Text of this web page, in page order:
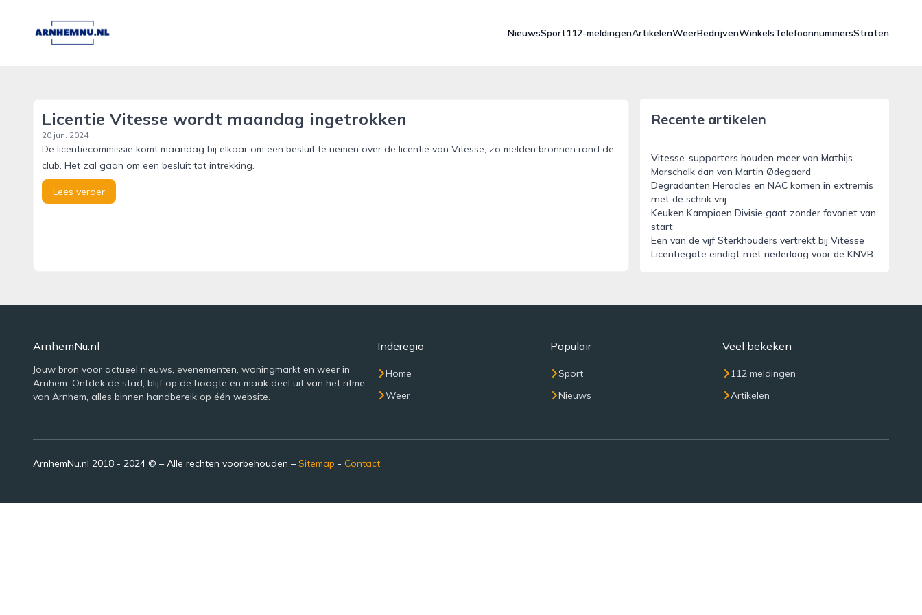
arnhemnu.nl
NieuwsSport112-meldingenArtikelenWeerBedrijvenWinkelsTelefoonnummersStraten
Licentie Vitesse wordt maandag ingetrokken
20 jun. 2024
De licentiecommissie komt maandag bij elkaar om een besluit te nemen over de licentie van Vitesse, zo melden bronnen rond de
club. Het zal gaan om een besluit tot intrekking.
Lees verder
Recente artikelen
Vitesse-supporters houden meer van Mathijs
Marschalk dan van Martin Ødegaard
Degradanten Heracles en NAC komen in extremis
met de schrik vrij
Keuken Kampioen Divisie gaat zonder favoriet van
start
Een van de vijf Sterkhouders vertrekt bij Vitesse
Licentiegate eindigt met nederlaag voor de KNVB
ArnhemNu.nl
Jouw bron voor actueel nieuws, evenementen, woningmarkt en weer in
Arnhem. Ontdek de stad, blijf op de hoogte en maak deel uit van het ritme
van Arnhem, alles binnen handbereik op één website.
Inderegio
Home
Weer
Populair
Sport
Nieuws
Veel bekeken
112 meldingen
Artikelen
ArnhemNu.nl 2018 - 2024 © – Alle rechten voorbehouden – Sitemap - Contact